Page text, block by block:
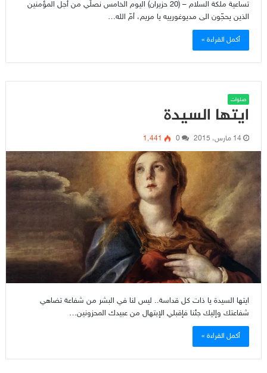
تساعية ملكة السلام – (20 حزيران) اليوم الخامس نصلّي من أجل المؤمنين
الذين يحجّون الى مديوغورييه يا مريم، أمّ الله…
أكمل القراءة »
صلوات
ايتها السيدة
14 مارس، 2015 0 1٬441
ايتها السيدة يا ذات كل قداسة.. ليس لنا في البشر من شفاعة تضاهي
شفاعتك وإليك جئنا فإقبلي الإبتهال من عبيدك المحزونين…
أكمل القراءة »